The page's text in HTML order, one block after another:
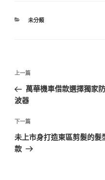
分
未分類
文
導
覽
上
一
篇
章
上一篇
萬華機車借款選擇獨家
波器
下
一
篇
下一篇
未上市身打造東區剪髮的
款